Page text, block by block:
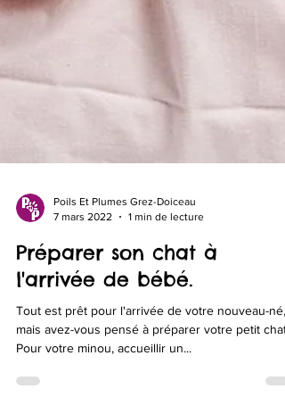
Poils Et Plumes Grez-Doiceau
7 mars 2022
1 min de lecture
Préparer son chat à
l'arrivée de bébé.
Tout est prêt pour l'arrivée de votre nouveau-né,